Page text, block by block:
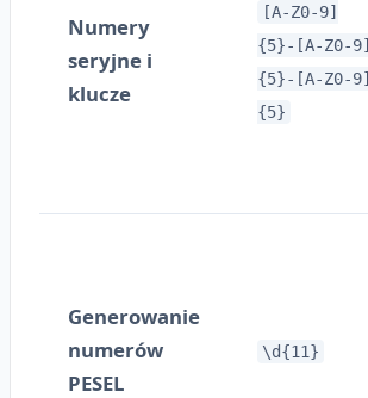
Numery
seryjne i
klucze
[A-Z0-9]
{5}-[A-Z0-9]
{5}-[A-Z0-9]
{5}
Generowanie
numerów
PESEL
\d{11}